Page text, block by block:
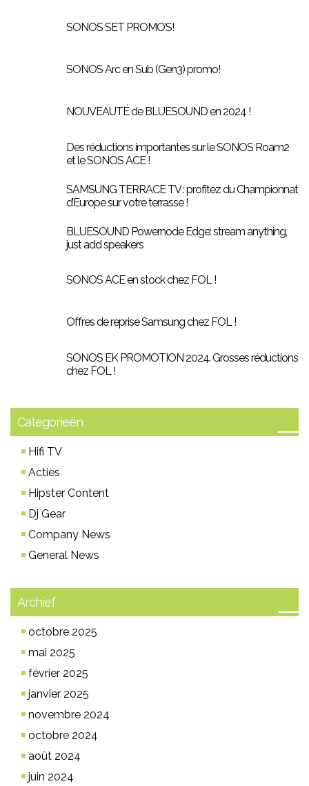
SONOS SET PROMO’S!
SONOS Arc en Sub (Gen3) promo!
NOUVEAUTÉ de BLUESOUND en 2024 !
Des réductions importantes sur le SONOS Roam2
et le SONOS ACE !
SAMSUNG TERRACE TV : profitez du Championnat
d’Europe sur votre terrasse !
BLUESOUND Powernode Edge: stream anything,
just add speakers
SONOS ACE en stock chez FOL !
Offres de reprise Samsung chez FOL !
SONOS EK PROMOTION 2024. Grosses réductions
chez FOL !
Categorieën
Hifi TV
Acties
Hipster Content
Dj Gear
Company News
General News
Archief
octobre 2025
mai 2025
février 2025
janvier 2025
novembre 2024
octobre 2024
août 2024
juin 2024